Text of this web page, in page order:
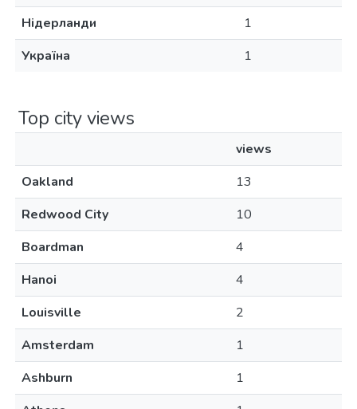
Нідерланди
1
Україна
1
Top city views
views
Oakland
13
Redwood City
10
Boardman
4
Hanoi
4
Louisville
2
Amsterdam
1
Ashburn
1